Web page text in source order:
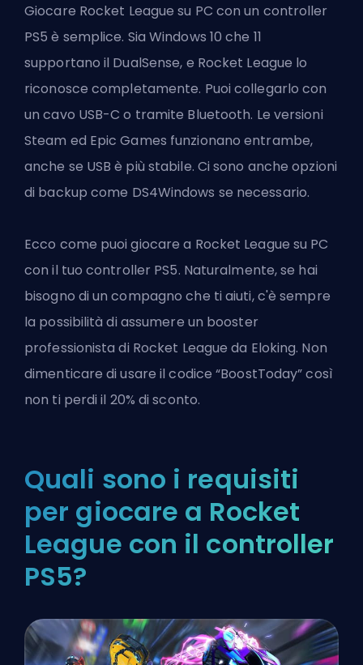
Giocare Rocket League su PC con un controller
PS5 è semplice. Sia Windows 10 che 11
supportano il DualSense, e Rocket League lo
riconosce completamente. Puoi collegarlo con
un cavo USB-C o tramite Bluetooth. Le versioni
Steam ed Epic Games funzionano entrambe,
anche se USB è più stabile. Ci sono anche opzioni
di backup come DS4Windows se necessario.
Ecco come puoi giocare a Rocket League su PC
con il tuo controller PS5. Naturalmente, se hai
bisogno di un compagno che ti aiuti, c'è sempre
la possibilità di assumere un booster
professionista di Rocket League da Eloking. Non
dimenticare di usare il codice “BoostToday” così
non ti perdi il 20% di sconto.
Quali sono i requisiti
per giocare a Rocket
League con il controller
PS5?